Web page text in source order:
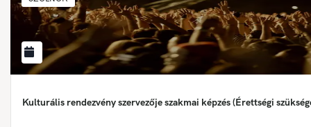
Kulturális rendezvény szervezője szakmai képzés (Érettségi